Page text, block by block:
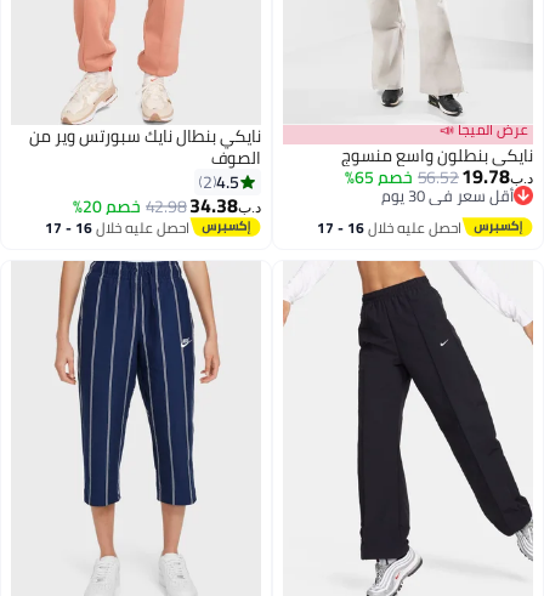
الميجا 📣
بنطلون واسع منسوج
19.78
56.52خصم 65%
أقل سعر في 30 يوم
أقل سعر في 30 يوماحصل عليه خلال 16 - 17
نايكي بنطال نايك سبورتس وير من
الصوف
4.5
2
د.ب‏34.38
42.98خصم 20%
احصل عليه خلال 16 - 17